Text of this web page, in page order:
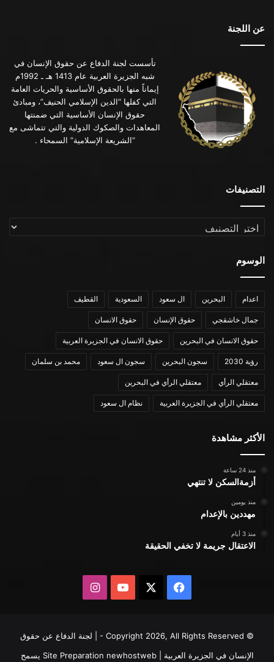
عن اللجنة
تأسست لجنة الدفاع عن حقوق الإنسان في
شبه الجزيرة العربية عام 1413 هـ ـ 1992م
إيماناً منها بالحقوق الأساسية والحريات العامة
التي كفلها “الدين الإسلامي الحنيف”، ومبادئ
حقوق الإنسان الأساسية التي ضمنتها
المعاهدات والصكوك الدولية والتي تتماشى مع
“الشريعة الإسلامية” السمحاء .
التصنيفات
التصنيفات
الوسوم
اعدام البحرين ال سعود السعودية القطيف
جمال خاشقجي حقوق الإنسان حقوق الانسان
حقوق الانسان في البحرين حقوق الانسان في الجزيرة العربية
رؤية 2030 سجون البحرين سجون ال سعود محمد بن سلمان
معتقلي الرأي معتقلي الرأي في البحرين
معتقلي الرأي في الجزيرة العربية نظام ال سعود
الأكثر مشاهدة
منذ 24 ساعة
أزمةالسكن لا تنتهي
منذ يومين
مهددين بالإعدام
منذ 3 أيام
الاعتقال جريمة لا تخفي الحقيقة
فيسبوك يوتيوبانستقرام
© Copyright 2026, All Rights Reserved - | لجنة الدفاع عن حقوق
الإنسان في الجزيرة العربية | Site Preparationnewhostweb يسمح